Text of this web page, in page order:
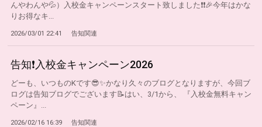
んやわんや💦）入校金キャンペーンスタート致しました❗❗🎉今年はかな
りお得なキ...
2026/03/01 22:41 告知関連
告知❗入校金キャンペーン2026
どーも、いつものKです😎✨かなり久々のブログとなりますが、今回ブ
ログは告知ブログでございます📝はい、3/1から、 『入校金無料キャン
ペーン』...
2026/02/16 16:39 告知関連